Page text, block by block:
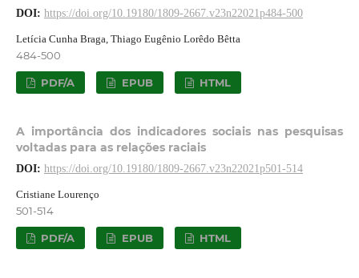
DOI: https://doi.org/10.19180/1809-2667.v23n22021p484-500
Letícia Cunha Braga, Thiago Eugênio Lorêdo Bêtta
484-500
PDF/A EPUB HTML
A importância dos indicadores sociais nas pesquisas
voltadas para as relações raciais
DOI: https://doi.org/10.19180/1809-2667.v23n22021p501-514
Cristiane Lourenço
501-514
PDF/A EPUB HTML